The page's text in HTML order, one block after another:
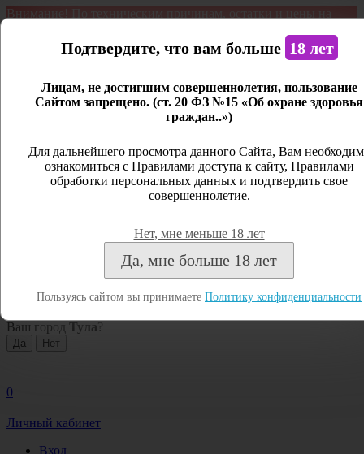
Внимание! По техническим причинам, остатки и цены на
является демонстрационным. Дистанционная продажа не
Открыть сайдбар
Личный кабинет
Закрыть
Посмотреть все результаты
Ваш город Тула ?
0
Личный кабинет
Вход
Подтвердите, что вам больше 18 лет
Лицам, не достигшим совершеннолетия, пользование
Сайтом запрещено. (ст. 20 ФЗ №15 «Об охране здоровья
граждан..»)
Для дальнейшего просмотра данного Сайта, Вам
ознакомиться с Правилами доступа к сайту, Правилами
обработки персональных данных и подтвердить свое
совершеннолетие.
Нет, мне меньше 18 лет
Да, мне больше 18 лет
Пользуясь сайтом вы принимаете Политику конфиденциальности